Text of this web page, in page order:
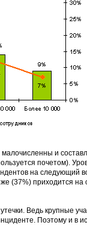
и
почетом).
на
(37%) приходится
Ведь крупные
Поэтому и в